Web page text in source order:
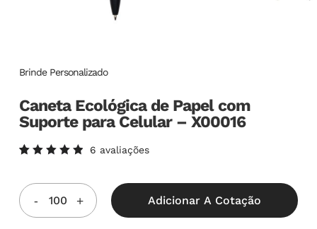
Brinde Personalizado
Caneta Ecológica de Papel com
Suporte para Celular – X00016
5.00de
5, com
baseado
em
6 avaliações
Adicionar A Cotação